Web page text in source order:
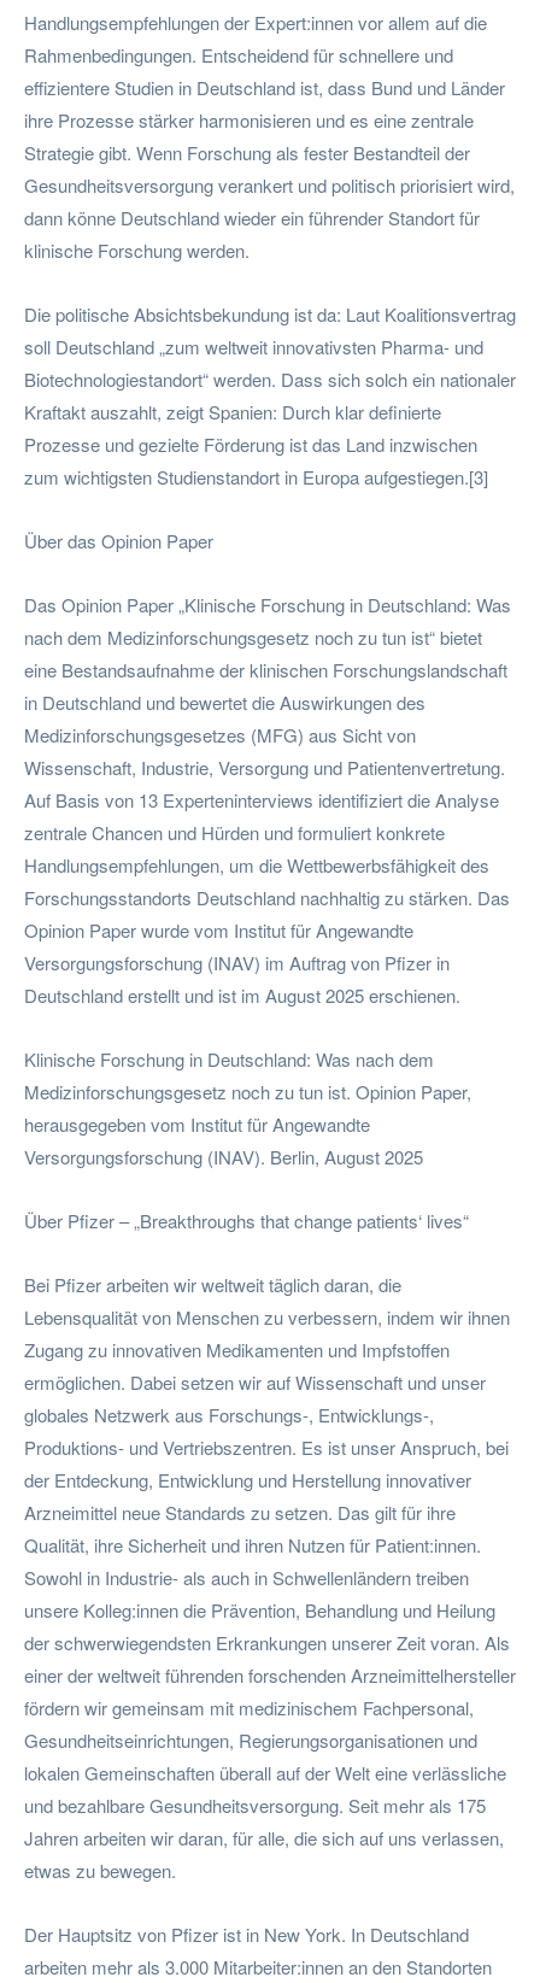
Handlungsempfehlungen der Expert:innen vor allem auf die
Rahmenbedingungen. Entscheidend für schnellere und
effizientere Studien in Deutschland ist, dass Bund und Länder
ihre Prozesse stärker harmonisieren und es eine zentrale
Strategie gibt. Wenn Forschung als fester Bestandteil der
Gesundheitsversorgung verankert und politisch priorisiert wird,
dann könne Deutschland wieder ein führender Standort für
klinische Forschung werden.
Die politische Absichtsbekundung ist da: Laut Koalitionsvertrag
soll Deutschland „zum weltweit innovativsten Pharma- und
Biotechnologiestandort“ werden. Dass sich solch ein nationaler
Kraftakt auszahlt, zeigt Spanien: Durch klar definierte
Prozesse und gezielte Förderung ist das Land inzwischen
zum wichtigsten Studienstandort in Europa aufgestiegen.[3]
Über das Opinion Paper
Das Opinion Paper „Klinische Forschung in Deutschland: Was
nach dem Medizinforschungsgesetz noch zu tun ist“ bietet
eine Bestandsaufnahme der klinischen Forschungslandschaft
in Deutschland und bewertet die Auswirkungen des
Medizinforschungsgesetzes (MFG) aus Sicht von
Wissenschaft, Industrie, Versorgung und Patientenvertretung.
Auf Basis von 13 Experteninterviews identifiziert die Analyse
zentrale Chancen und Hürden und formuliert konkrete
Handlungsempfehlungen, um die Wettbewerbsfähigkeit des
Forschungsstandorts Deutschland nachhaltig zu stärken. Das
Opinion Paper wurde vom Institut für Angewandte
Versorgungsforschung (INAV) im Auftrag von Pfizer in
Deutschland erstellt und ist im August 2025 erschienen.
Klinische Forschung in Deutschland: Was nach dem
Medizinforschungsgesetz noch zu tun ist. Opinion Paper,
herausgegeben vom Institut für Angewandte
Versorgungsforschung (INAV). Berlin, August 2025
Über Pfizer – „Breakthroughs that change patients‘ lives“
Bei Pfizer arbeiten wir weltweit täglich daran, die
Lebensqualität von Menschen zu verbessern, indem wir ihnen
Zugang zu innovativen Medikamenten und Impfstoffen
ermöglichen. Dabei setzen wir auf Wissenschaft und unser
globales Netzwerk aus Forschungs-, Entwicklungs-,
Produktions- und Vertriebszentren. Es ist unser Anspruch, bei
der Entdeckung, Entwicklung und Herstellung innovativer
Arzneimittel neue Standards zu setzen. Das gilt für ihre
Qualität, ihre Sicherheit und ihren Nutzen für Patient:innen.
Sowohl in Industrie- als auch in Schwellenländern treiben
unsere Kolleg:innen die Prävention, Behandlung und Heilung
der schwerwiegendsten Erkrankungen unserer Zeit voran. Als
einer der weltweit führenden forschenden Arzneimittelhersteller
fördern wir gemeinsam mit medizinischem Fachpersonal,
Gesundheitseinrichtungen, Regierungsorganisationen und
lokalen Gemeinschaften überall auf der Welt eine verlässliche
und bezahlbare Gesundheitsversorgung. Seit mehr als 175
Jahren arbeiten wir daran, für alle, die sich auf uns verlassen,
etwas zu bewegen.
Der Hauptsitz von Pfizer ist in New York. In Deutschland
arbeiten mehr als 3.000 Mitarbeiter:innen an den Standorten